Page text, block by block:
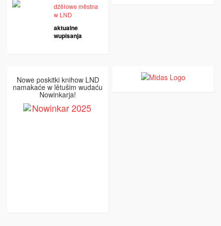
dźěłowe městna
w LND
aktualne
wupisanja
Nowe poskitki knihow LND
namakaće w lětušim wudaću
Nowinkarja!